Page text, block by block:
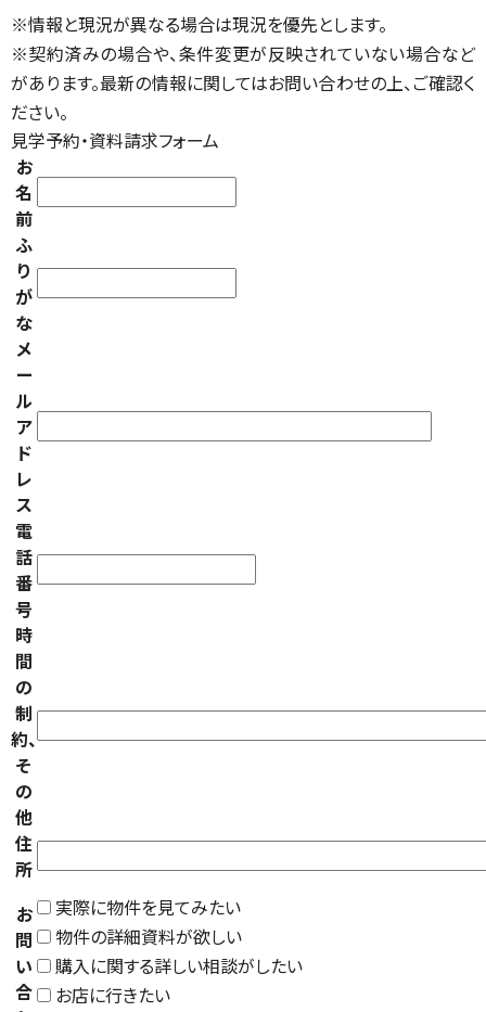
※情報と現況が異なる場合は現況を優先とします。
※契約済みの場合や、条件変更が反映されていない場合など
があります。最新の情報に関してはお問い合わせの上、ご確認く
ださい。
見学予約・資料請求フォーム
お
名
前
ふ
り
が
な
メ
ー
ル
ア
ド
レ
ス
電
話
番
号
時
間
の
制
約、
そ
の
他
住
所
お
問
い
合
実際に物件を見てみたい
物件の詳細資料が欲しい
購入に関する詳しい相談がしたい
お店に行きたい